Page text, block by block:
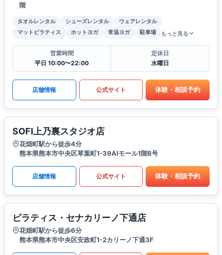
階
タオルレンタル シューズレンタル
ウェアレンタル
マットピラティス
ホットヨガ 常温ヨガ 駐車場 もっと見る
営業時間
平日 10:00〜22:00
定休日
水曜日
店舗情報 公式サイト 体験・相談予約
SOFI上乃裏スタジオ店
花畑町駅から徒歩4分
熊本県熊本市中央区草葉町1-39AIモール1階B号
店舗情報 公式サイト 体験・相談予約
ピラティス・セナカリーノ下通店
花畑町駅から徒歩6分
熊本県熊本市中央区安政町1-2カリーノ下通3F